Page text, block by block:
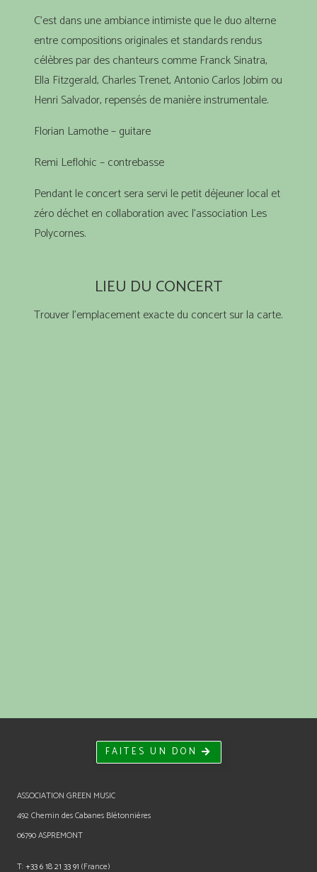
C’est dans une ambiance intimiste que le duo alterne
entre compositions originales et standards rendus
célèbres par des chanteurs comme Franck Sinatra,
Ella Fitzgerald, Charles Trenet, Antonio Carlos Jobim ou
Henri Salvador, repensés de manière instrumentale.
Florian Lamothe – guitare
Remi Leflohic – contrebasse
Pendant le concert sera servi le petit déjeuner local et
zéro déchet en collaboration avec l’association Les
Polycornes.
LIEU DU CONCERT
Trouver l’emplacement exacte du concert sur la carte.
FAITES UN DON
ASSOCIATION GREEN MUSIC
492 Chemin des Cabanes Blétonniéres
06790 ASPREMONT
T:+33 6 18 21 33 91 (France)